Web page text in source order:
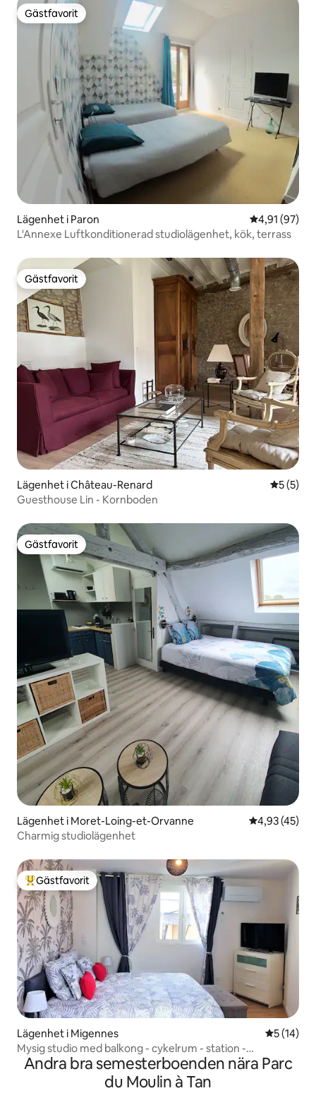
Gästfavorit
Gästfavorit
Lägenhet i Paron 4,91 av 5 i
4,91 (97)
L'Annexe Luftkonditionerad studiolägenhet, kök, terrass
Gästfavorit
Gästfavorit
Lägenhet i Château-Renard 5 av 5 i
5 (5)
Guesthouse Lin - Kornboden
Gästfavorit
Gästfavorit
Lägenhet i Moret-Loing-et-Orvanne 4,93 av 5 i
4,93 (45)
Charmig studiolägenhet
Populär gästfavorit
Gästfavorit
Lägenhet i Migennes 5 av 5 i
5 (14)
Mysig studio med balkong - cykelrum - station -
luftkonditionering
Andra bra semesterboenden nära Parc
du Moulin à Tan